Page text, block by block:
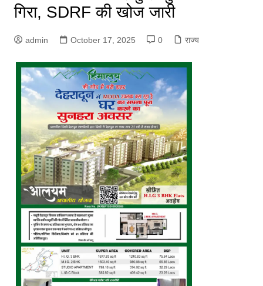
गिरा, SDRF की खोज जारी
admin October 17, 2025 0 राज्य